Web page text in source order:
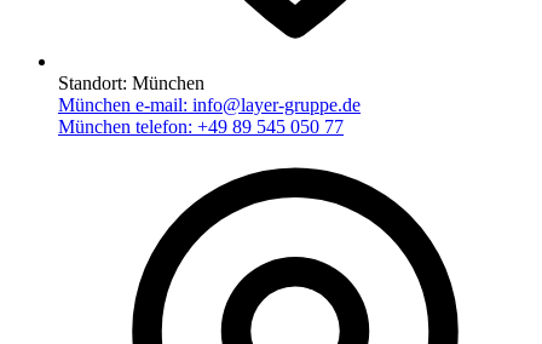
Standort: München
München e-mail: info@layer-gruppe.de
München telefon: +49 89 545 050 77